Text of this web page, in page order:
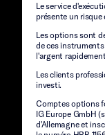
Le service
présente un
Les options sont
de ces
l'argent
Les clients
investi.
Comptes options
IG Europe GmbH
d'Allemagne et